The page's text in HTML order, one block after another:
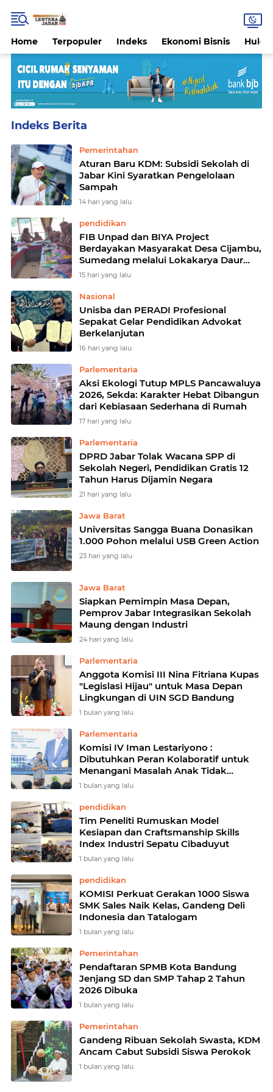
Home Terpopuler Indeks Ekonomi Bisnis
Pemerintahan
Aturan Baru KDM: Subsidi Sekolah di
Jabar Kini Syaratkan Pengelolaan
Sampah
14 hari yang lalu
pendidikan
FIB Unpad dan BIYA Project
Berdayakan Masyarakat Desa Cijambu,
Sumedang melalui Lokakarya Daur
Ulang Plastik
15 hari yang lalu
Nasional
Unisba dan PERADI Profesional
Sepakat Gelar Pendidikan Advokat
Berkelanjutan
16 hari yang lalu
Parlementaria
Aksi Ekologi Tutup MPLS Pancawaluya
2026, Sekda: Karakter Hebat Dibangun
dari Kebiasaan Sederhana di Rumah
17 hari yang lalu
Parlementaria
DPRD Jabar Tolak Wacana SPP di
Sekolah Negeri, Pendidikan Gratis 12
Tahun Harus Dijamin Negara
21 hari yang lalu
Jawa Barat
Universitas Sangga Buana Donasikan
1.000 Pohon melalui USB Green Action
23 hari yang lalu
Jawa Barat
Siapkan Pemimpin Masa Depan,
Pemprov Jabar Integrasikan Sekolah
Maung dengan Industri
24 hari yang lalu
Parlementaria
Anggota Komisi III Nina Fitriana Kupas
"Legislasi Hijau" untuk Masa Depan
Lingkungan di UIN SGD Bandung
1 bulan yang lalu
Parlementaria
Komisi IV Iman Lestariyono :
Dibutuhkan Peran Kolaboratif untuk
Menangani Masalah Anak Tidak
Sekolah
1 bulan yang lalu
pendidikan
Tim Peneliti Rumuskan Model
Kesiapan dan Craftsmanship Skills
Index Industri Sepatu Cibaduyut
1 bulan yang lalu
pendidikan
KOMISI Perkuat Gerakan 1000 Siswa
SMK Sales Naik Kelas, Gandeng Deli
Indonesia dan Tatalogam
1 bulan yang lalu
Pemerintahan
Pendaftaran SPMB Kota Bandung
Jenjang SD dan SMP Tahap 2 Tahun
2026 Dibuka
1 bulan yang lalu
Pemerintahan
Gandeng Ribuan Sekolah Swasta, KDM
Ancam Cabut Subsidi Siswa Perokok
1 bulan yang lalu